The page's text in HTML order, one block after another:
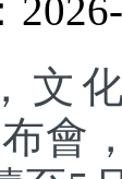
文
會